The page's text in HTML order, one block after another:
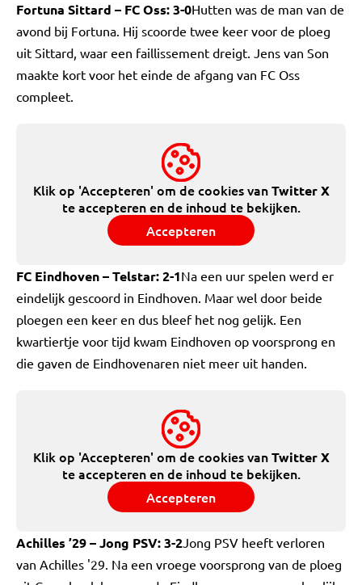
Fortuna Sittard – FC Oss: 3-0Hutten was de man van de
avond bij Fortuna. Hij scoorde twee keer voor de ploeg
uit Sittard, waar een faillissement dreigt. Jens van Son
maakte kort voor het einde de afgang van FC Oss
compleet.
Klik op 'Accepteren' om de cookies vanTwitter X
te accepteren en de inhoud te bekijken.
Accepteren
FC Eindhoven – Telstar: 2-1Na een uur spelen werd er
eindelijk gescoord in Eindhoven. Maar wel door beide
ploegen een keer en dus bleef het nog gelijk. Een
kwartiertje voor tijd kwam Eindhoven op voorsprong en
die gaven de Eindhovenaren niet meer uit handen.
Klik op 'Accepteren' om de cookies vanTwitter X
te accepteren en de inhoud te bekijken.
Accepteren
Achilles ’29 – Jong PSV: 3-2Jong PSV heeft verloren
van Achilles '29. Na een vroege voorsprong van de ploeg